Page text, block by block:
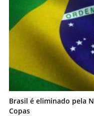
Brasil é eliminado pela
Copas